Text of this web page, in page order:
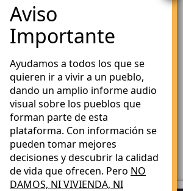
Ayudamos a todos los que se
quieren ir a vivir a un pueblo,
dando un amplio informe audio
visual sobre los pueblos que
forman parte de esta
plataforma. Con información se
pueden tomar mejores
decisiones y descubrir la calidad
de vida que ofrecen. Pero NO
DAMOS, NI VIVIENDA, NI